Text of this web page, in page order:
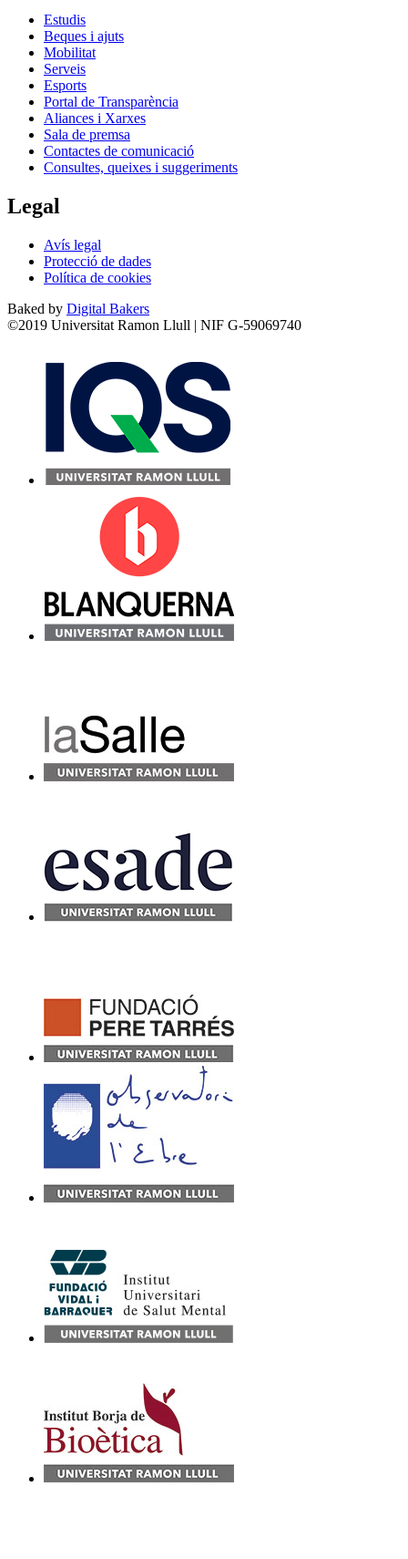
Estudis
Beques i ajuts
Mobilitat
Serveis
Esports
Portal de Transparència
Aliances i Xarxes
Sala de premsa
Contactes de comunicació
Consultes, queixes i suggeriments
Legal
Avís legal
Protecció de dades
Política de cookies
Baked by Digital Bakers
©2019 Universitat Ramon Llull | NIF G-59069740